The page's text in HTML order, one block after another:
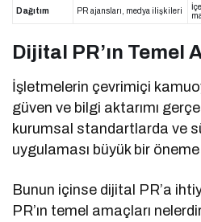
Dağıtım PR ajansları, medya ilişkileri
Dijital PR’ın Temel
İşletmelerin çevrimiçi
güven ve bilgi aktarımı
kurumsal standartlarda ve
uygulaması büyük bir
Bunun içinse dijital PR’a
PR’ın temel amaçları